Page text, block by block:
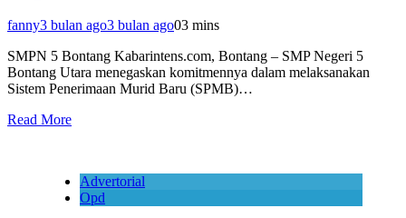
fanny3 bulan ago3 bulan ago03 mins
SMPN 5 Bontang Kabarintens.com, Bontang – SMP Negeri 5
Bontang Utara menegaskan komitmennya dalam melaksanakan
Sistem Penerimaan Murid Baru (SPMB)…
Read More
Advertorial
Opd